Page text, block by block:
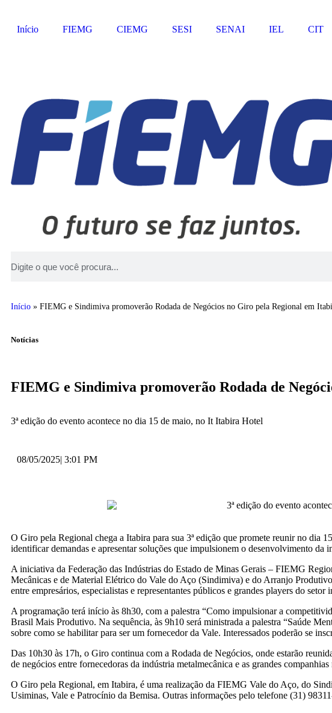
Início FIEMG CIEMG SESI SENAI IEL CIT
Início » FIEMG e Sindimiva promoverão Rodada de Negócios no Giro pela Regional em
Notícias
FIEMG e Sindimiva promoverão Rodada de
3ª edição do evento acontece no dia 15 de maio, no It Itabira Hotel
08/05/2025| 3:01 PM
O Giro pela Regional chega a Itabira para sua 3ª edição que promete reunir no dia
identificar demandas e apresentar soluções que impulsionem o desenvolvimento da
A iniciativa da Federação das Indústrias do Estado de Minas Gerais – FIEMG
Mecânicas e de Material Elétrico do Vale do Aço (Sindimiva) e do Arranjo
entre empresários, especialistas e representantes públicos e grandes players do setor
A programação terá início às 8h30, com a palestra “Como impulsionar a
Brasil Mais Produtivo. Na sequência, às 9h10 será ministrada a palestra “Saúde
sobre como se habilitar para ser um fornecedor da Vale. Interessados poderão se
Das 10h30 às 17h, o Giro continua com a Rodada de Negócios, onde estarão
de negócios entre fornecedoras da indústria metalmecânica e as grandes
O Giro pela Regional, em Itabira, é uma realização da FIEMG Vale do Aço, do
Usiminas, Vale e Patrocínio da Bemisa. Outras informações pelo telefone (31)